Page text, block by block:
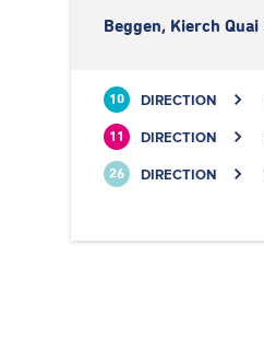
Beggen, Kierch Quai
10 DIRECTION
11 DIRECTION
26 DIRECTION